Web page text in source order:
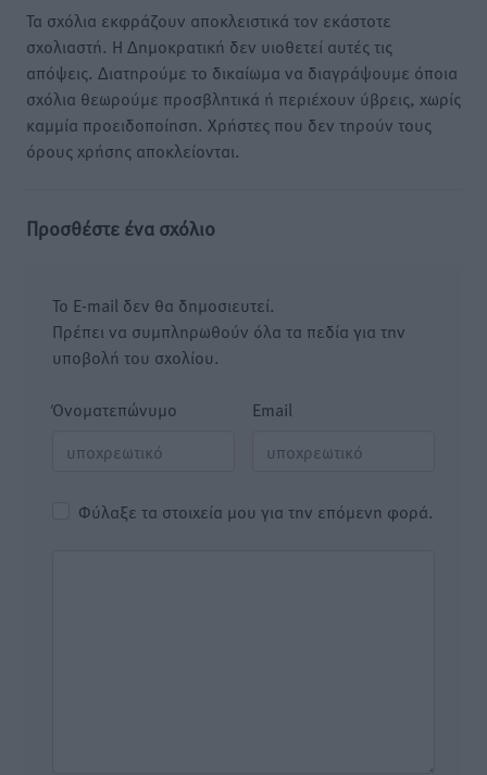
Τα σχόλια εκφράζουν αποκλειστικά τον εκάστοτε
σχολιαστή. Η Δημοκρατική δεν υιοθετεί αυτές τις
απόψεις. Διατηρούμε το δικαίωμα να διαγράψουμε όποια
σχόλια θεωρούμε προσβλητικά ή περιέχουν ύβρεις, χωρίς
καμμία προειδοποίηση. Χρήστες που δεν τηρούν τους
όρους χρήσης αποκλείονται.
Προσθέστε ένα σχόλιο
Το E-mail δεν θα δημοσιευτεί.
Πρέπει να συμπληρωθούν όλα τα πεδία για την
υποβολή του σχολίου.
Όνοματεπώνυμο Email
Φύλαξε τα στοιχεία μου για την επόμενη φορά.